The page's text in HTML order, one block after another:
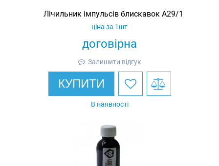
Лічильник імпульсів блискавок А29/1
договірна
ціна за 1шт
Залишити відгук
КУПИТИ
В наявності